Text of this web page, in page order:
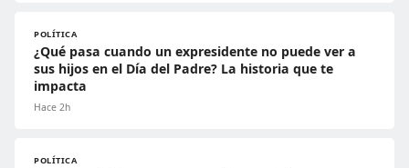
POLÍTICA
¿Qué pasa cuando un expresidente no puede ver a
sus hijos en el Día del Padre? La historia que te
impacta
Hace 2h
POLÍTICA